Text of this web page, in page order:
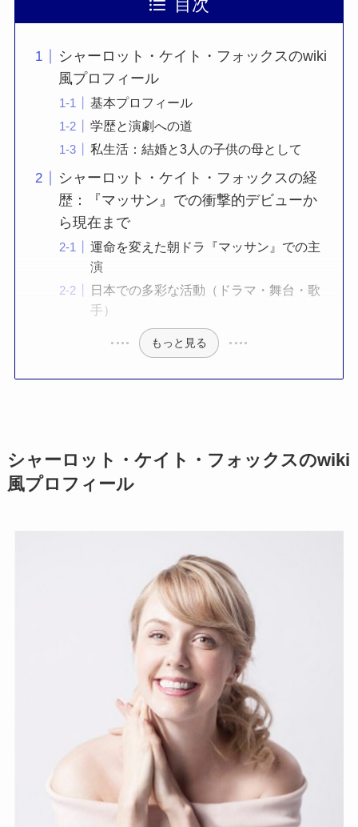
目次
シャーロット・ケイト・フォックスのwiki
風プロフィール
基本プロフィール
学歴と演劇への道
私生活：結婚と3人の子供の母として
シャーロット・ケイト・フォックスの経
歴：『マッサン』での衝撃的デビューか
ら現在まで
運命を変えた朝ドラ『マッサン』での主
演
日本での多彩な活動（ドラマ・舞台・歌
手）
もっと見る
シャーロット・ケイト・フォックスのwiki
風プロフィール